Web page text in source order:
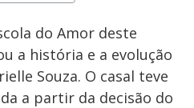
do Amor deste
a história e a evolução
Souza. O casal teve
a partir da decisão do